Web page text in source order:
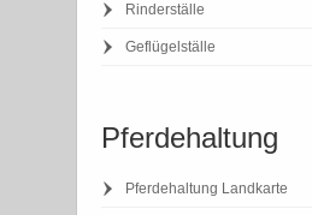
Rinderställe
Geflügelställe
Pferdehaltung
Pferdehaltung Landkarte